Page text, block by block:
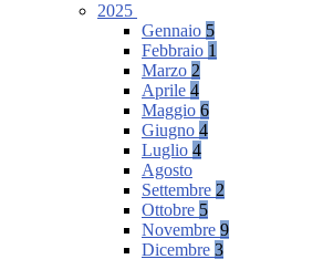
2025
Gennaio 5
Febbraio 1
Marzo 2
Aprile 4
Maggio 6
Giugno 4
Luglio 4
Agosto
Settembre 2
Ottobre 5
Novembre 9
Dicembre 3